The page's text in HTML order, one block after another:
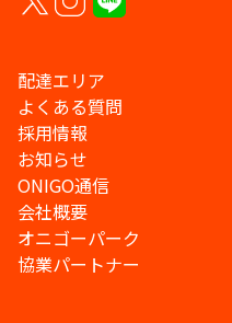
配達エリア
よくある質問
採用情報
お知らせ
ONIGO通信
会社概要
オニゴーパーク
協業パートナー